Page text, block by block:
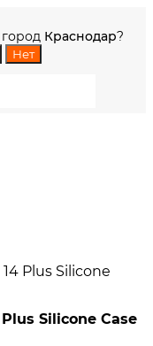
Краснодар?
Plus Silicone
Silicone Case